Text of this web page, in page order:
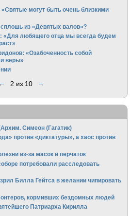
могут быть очень близкими
из «Девятых валов»?
«Для любящего отца мы всегда будем
«Озабоченность собой
веры»
← 2 из 10 →
Симеон (Гагатик)
против «диктатуры», а хаос против
из-за масок и перчаток
потребовали расследовать
Билла Гейтса в желании чипировать
кормивших бездомных людей
Патриарха Кирилла